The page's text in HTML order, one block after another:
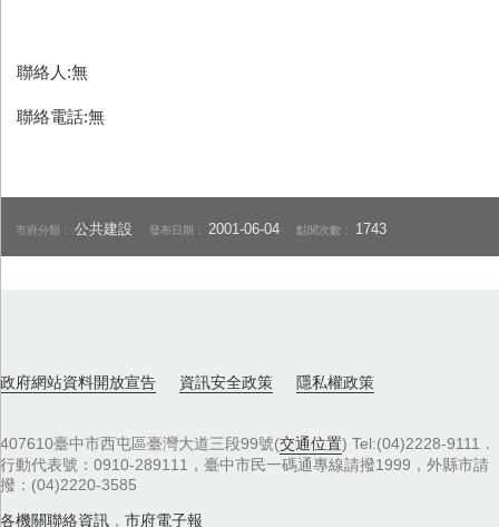
聯絡人:無
聯絡電話:無
市府分類：公共建設 發布日期： 2001-06-04 點閱次數： 1743
政府網站資料開放宣告 資訊安全政策 隱私權政策
407610臺中市西屯區臺灣大道三段99號(交通位置) Tel:(04)2228-9111．
行動代表號：0910-289111，臺中市民一碼通專線請撥1999，外縣市請
撥：(04)2220-3585
各機關聯絡資訊 ， 市府電子報